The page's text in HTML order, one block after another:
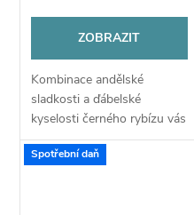
ZOBRAZIT
Kombinace andělské
sladkosti a ďábelské
kyselosti černého rybízu vás
konečně přesvědčí o jeho
výjimečnosti.
Spotřební daň